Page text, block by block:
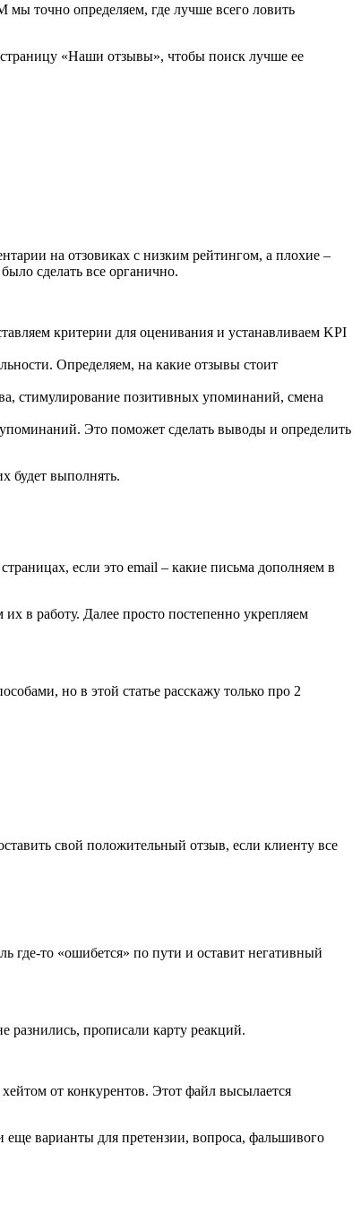
мы точно определяем, где лучше всего ловить
«Наши отзывы», чтобы поиск лучше ее
на отзовиках с низким рейтингом, а плохие –
сделать все органично.
критерии для оценивания и устанавливаем KPI
Определяем, на какие отзывы стоит
стимулирование позитивных упоминаний, смена
Это поможет сделать выводы и определить
будет выполнять.
если это email – какие письма дополняем в
в работу. Далее просто постепенно укрепляем
но в этой статье расскажу только про 2
свой положительный отзыв, если клиенту все
где-то «ошибется» по пути и оставит негативный
разнились, прописали карту реакций.
от конкурентов. Этот файл высылается
варианты для претензии, вопроса, фальшивого